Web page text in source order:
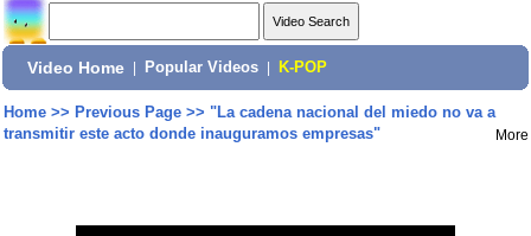
Video Home Popular Videos K-POP
Home>> Previous Page>> "La cadena nacional del miedo no va a
transmitir este acto donde inauguramos empresas"
More